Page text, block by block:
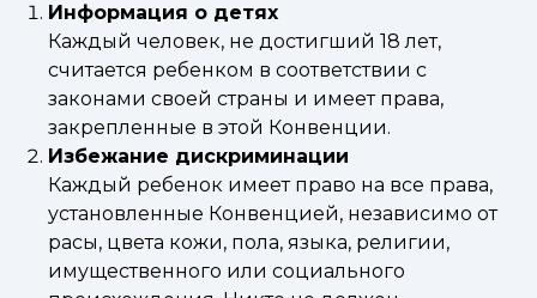
Информация о детях
Каждый человек, не достигший 18 лет,
считается ребенком в соответствии с
законами своей страны и имеет права,
закрепленные в этой Конвенции.
Избежание дискриминации
Каждый ребенок имеет право на все права,
установленные Конвенцией, независимо от
расы, цвета кожи, пола, языка, религии,
имущественного или социального